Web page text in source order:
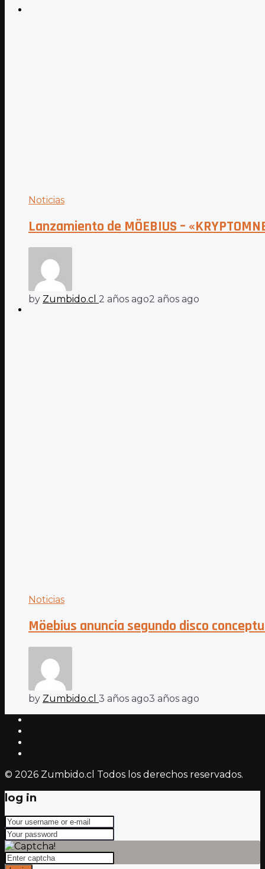
Noticias
Lanzamiento de MÖEBIUS –
by Zumbido.cl 2 años ago2 años ago
Noticias
Möebius anuncia segundo disco
by Zumbido.cl 3 años ago3 años ago
© 2026 Zumbido.cl Todos los derechos reservados.
log in